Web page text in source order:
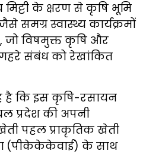
मिट्टी के क्षरण से कृषि भूमि
समग्र स्वास्थ्य कार्यक्रमों
जो विषमुक्त कृषि और
संबंध को रेखांकित
है कि इस कृषि-रसायन
प्रदेश की अपनी
पहल प्राकृतिक खेती
(पीकेकेकेवाई) के साथ